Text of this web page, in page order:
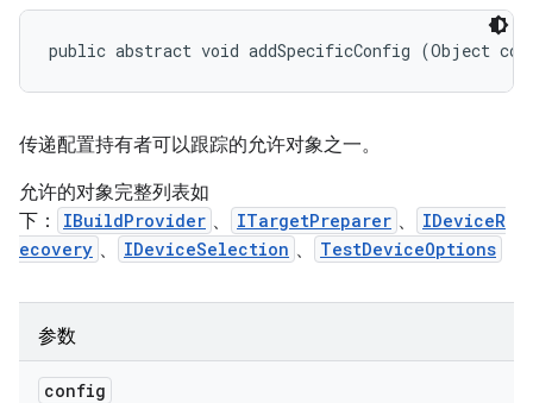
public abstract void addSpecificConfig (Object
传递配置持有者可以跟踪的允许对象之一。
允许的对象完整列表如
下：
IBuildProvider 、 ITargetPreparer 、
IDeviceR
ecovery 、 IDeviceSelection 、 TestDeviceOptions
参数
config